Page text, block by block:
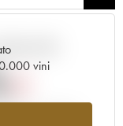
vini
reale
2003 nel 2026